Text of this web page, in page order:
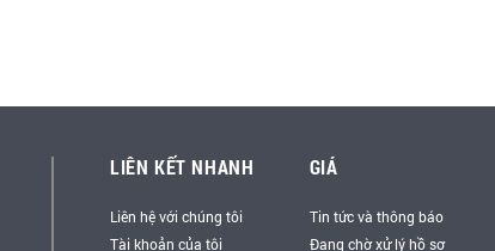
LIÊN KẾT NHANH
Liên hệ với chúng tôi
Tài khoản của tôi
GIÁ
Tin tức và thông báo
Đang chờ xử lý hồ sơ